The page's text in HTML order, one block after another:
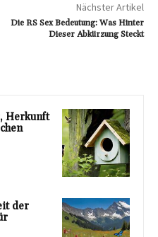
Nächster Artikel
Die RS Sex Bedeutung: Was Hinter
Dieser Abkürzung Steckt
Herkunft
der